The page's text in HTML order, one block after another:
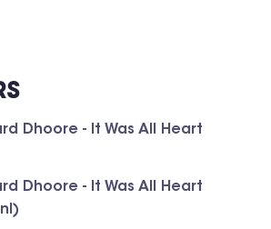
Dhoore - It Was All Heart
Dhoore - It Was All Heart